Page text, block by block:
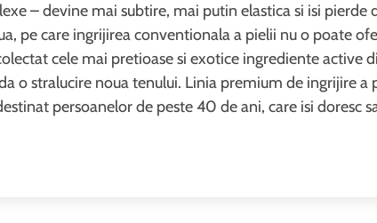
– devine mai subtire, mai putin elastica si isi pierde
pe care ingrijirea conventionala a pielii nu o poate
cele mai pretioase si exotice ingrediente active
o stralucire noua tenului. Linia premium de ingrijire a
persoanelor de peste 40 de ani, care isi doresc